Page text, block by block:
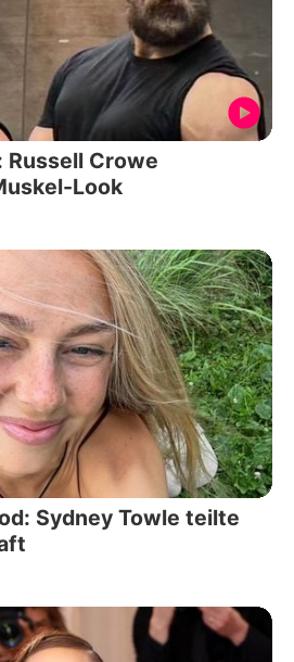
Crowe
Look
Sydney Towle teilte